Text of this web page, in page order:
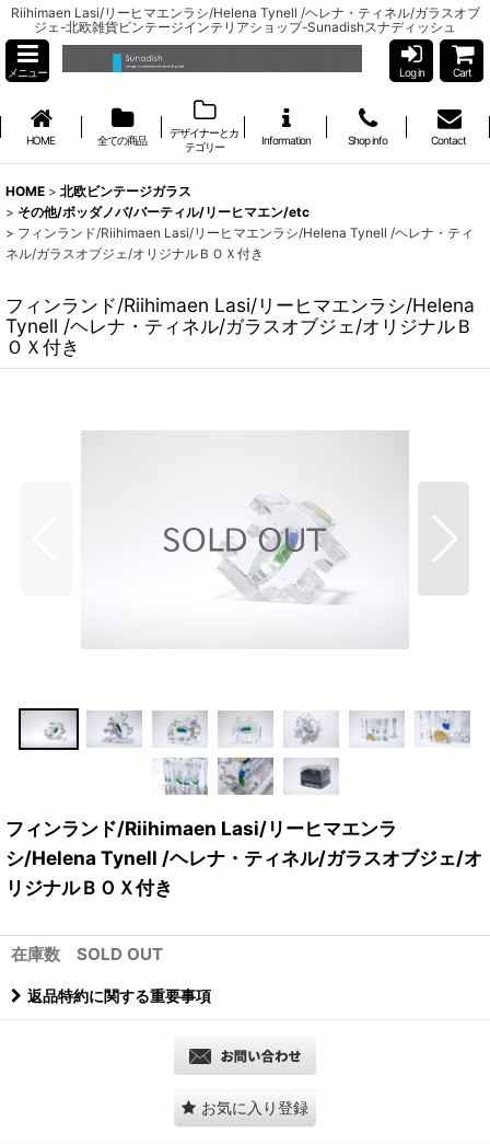
Riihimaen Lasi/リーヒマエンラシ/Helena Tynell /ヘレナ・ティネル/ガラスオブ
ジェ-北欧雑貨ビンテージインテリアショップ-Sunadishスナディッシュ
メニュー Log in Cart
HOME 全ての商品
デザイナーとカ
テゴリー
Information Shop info Contact
HOME > 北欧ビンテージガラス
> その他/ボッダノバ/バーティル/リーヒマエン/etc
> フィンランド/Riihimaen Lasi/リーヒマエンラシ/Helena Tynell /ヘレナ・ティ
ネル/ガラスオブジェ/オリジナルＢＯＸ付き
フィンランド/Riihimaen Lasi/リーヒマエンラシ/Helena
Tynell /ヘレナ・ティネル/ガラスオブジェ/オリジナルＢ
ＯＸ付き
フィンランド/Riihimaen Lasi/リーヒマエンラ
シ/Helena Tynell /ヘレナ・ティネル/ガラスオブジェ/オ
リジナルＢＯＸ付き
在庫数 SOLD OUT
返品特約に関する重要事項
お気に入り登録